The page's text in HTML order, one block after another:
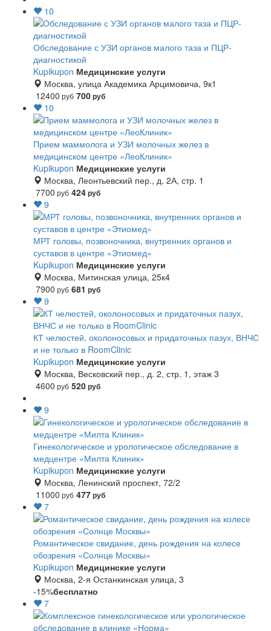
10
Обследование с УЗИ органов малого таза и ПЦР-
диагностикой
Kupikupon Медицинские услуги
Москва, улица Академика Арцимовича, 9к1
12400 руб 700руб
10
Прием маммолога и УЗИ молочных желез в
медицинском центре «ЛеоКлиник»
Kupikupon Медицинские услуги
Москва, Леонтьевский пер., д. 2А, стр. 1
7700 руб 424руб
9
МРТ головы, позвоночника, внутренних органов и
суставов в центре «Этиомед»
Kupikupon Медицинские услуги
Москва, Митинская улица, 25к4
7900 руб 681 руб
9
КТ челюстей, околоносовых и придаточных пазух, ВНЧС
и не только в RoomClinic
Kupikupon Медицинские услуги
Москва, Весковский пер., д. 2, стр. 1, этаж 3
4600 руб 520руб
9
Гинекологическое и урологическое обследование в
медцентре «Милта Клиник»
Kupikupon Медицинские услуги
Москва, Ленинский проспект, 72/2
11000 руб 477руб
7
Романтическое свидание, день рождения на колесе
обозрения «Солнце Москвы»
Kupikupon Медицинские услуги
Москва, 2-я Останкинская улица, 3
-15%бесплатно
7